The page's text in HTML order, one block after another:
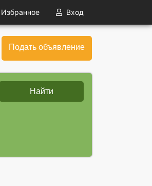
Избранное Вход
Подать объявление
Найти